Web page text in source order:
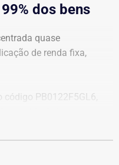
dos bens
quase
de renda fixa,
PB0122F5GL6,
o patrimônio